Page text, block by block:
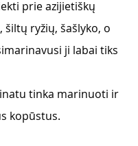
prie azijietiškų
šiltų ryžių, šašlyko, o
ji labai tiks
tinka marinuoti ir
kopūstus.